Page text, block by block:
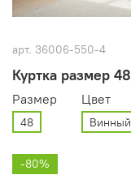
арт. 36006-550-4
Куртка размер 48
Размер
48
Цвет
Винный
-80%